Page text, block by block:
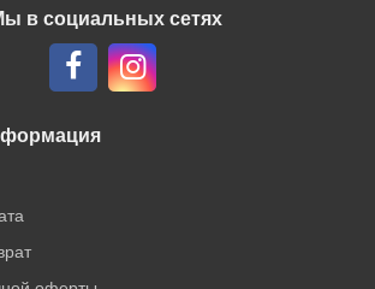
в социальных сетях